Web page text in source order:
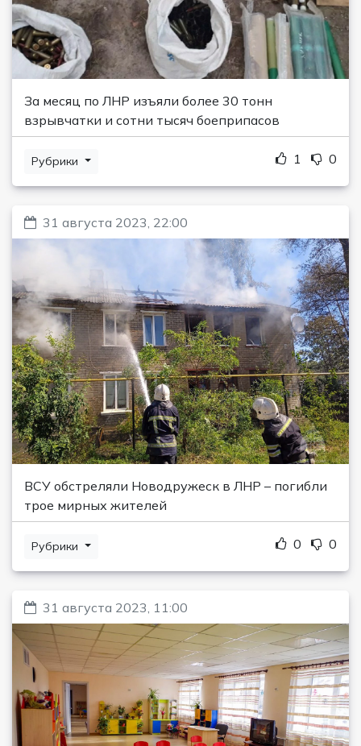
За месяц по ЛНР изъяли более 30 тонн
взрывчатки и сотни тысяч боеприпасов
Рубрики 1 0
31 августа 2023, 22:00
ВСУ обстреляли Новодружеск в ЛНР – погибли
трое мирных жителей
Рубрики 0 0
31 августа 2023, 11:00